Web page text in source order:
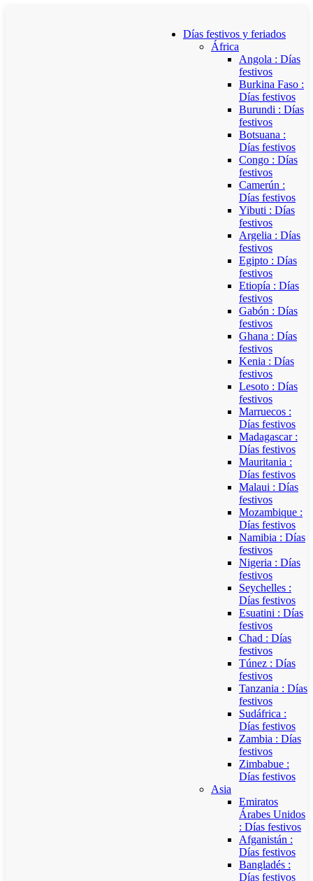
Días festivos y feriados
África
Angola : Días
festivos
Burkina Faso :
Días festivos
Burundi : Días
festivos
Botsuana :
Días festivos
Congo : Días
festivos
Camerún :
Días festivos
Yibuti : Días
festivos
Argelia : Días
festivos
Egipto : Días
festivos
Etiopía : Días
festivos
Gabón : Días
festivos
Ghana : Días
festivos
Kenia : Días
festivos
Lesoto : Días
festivos
Marruecos :
Días festivos
Madagascar :
Días festivos
Mauritania :
Días festivos
Malaui : Días
festivos
Mozambique :
Días festivos
Namibia : Días
festivos
Nigeria : Días
festivos
Seychelles :
Días festivos
Esuatini : Días
festivos
Chad : Días
festivos
Túnez : Días
festivos
Tanzania : Días
festivos
Sudáfrica :
Días festivos
Zambia : Días
festivos
Zimbabue :
Días festivos
Asia
Emiratos
Árabes Unidos
: Días festivos
Afganistán :
Días festivos
Bangladés :
Días festivos